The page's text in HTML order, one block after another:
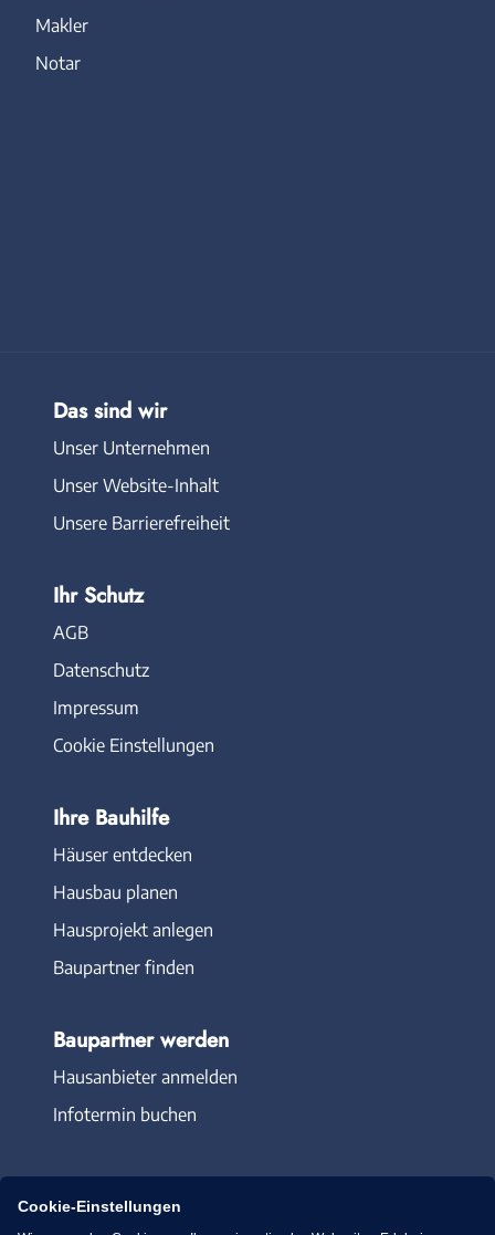
Makler
Notar
Das sind wir
Unser Unternehmen
Unser Website-Inhalt
Unsere Barrierefreiheit
Ihr Schutz
AGB
Datenschutz
Impressum
Cookie Einstellungen
Ihre Bauhilfe
Häuser entdecken
Hausbau planen
Hausprojekt anlegen
Baupartner finden
Baupartner werden
Hausanbieter anmelden
Infotermin buchen
Cookie-Einstellungen